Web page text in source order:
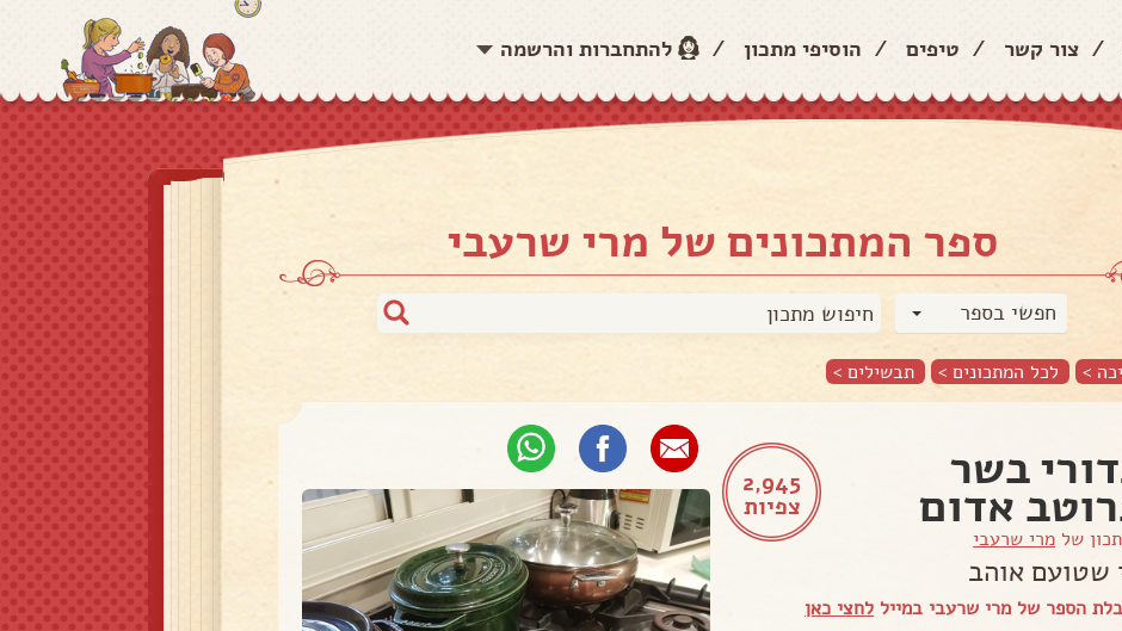
/ צור קשר / טיפים / הוסיפי מתכון / להתחברות והרשמה
ספר המתכונים של מרי שרעבי
חפשי בספר
> לכל המתכונים > תבשילים >
2,945
צפיות
בשר
אדום
של מרי שרעבי
שטועם אוהב
הספר של מרי שרעבי במייל לחצי כאן